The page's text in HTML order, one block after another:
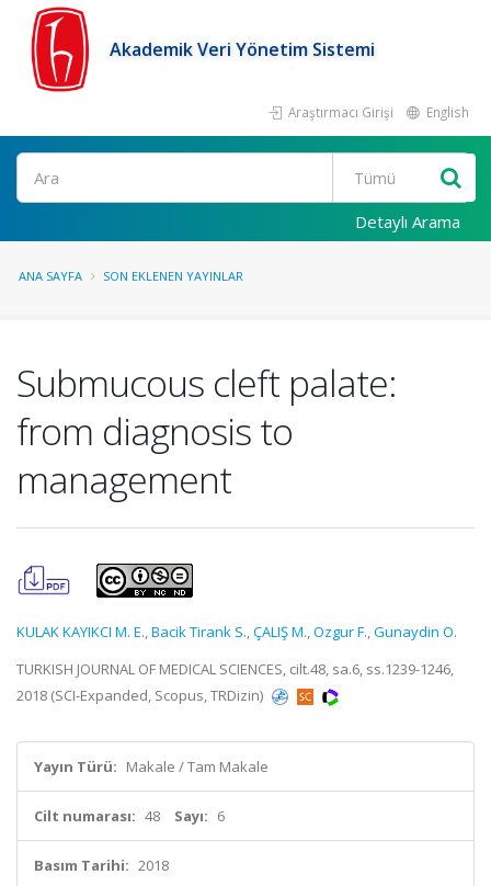
Akademik Veri Yönetim Sistemi
Araştırmacı Girişi English
Ara
Detaylı Arama
ANA SAYFA SON EKLENEN YAYINLAR
Submucous cleft palate:
from diagnosis to
management
KULAK KAYIKCI M. E.,Bacik Tirank S.,ÇALIŞ M.,Ozgur F.,Gunaydin O.
TURKISH JOURNAL OF MEDICAL SCIENCES, cilt.48, sa.6, ss.1239-1246,
2018 (SCI-Expanded, Scopus, TRDizin)
Yayın Türü: Makale / Tam Makale
Cilt numarası: 48 Sayı: 6
Basım Tarihi: 2018